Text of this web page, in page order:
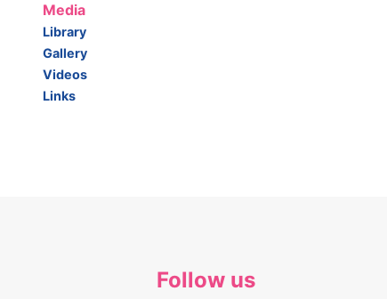
Media
Library
Gallery
Videos
Links
Follow us